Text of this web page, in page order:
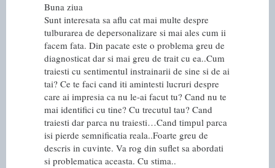
Buna ziua
Sunt interesata sa aflu cat mai multe despre
tulburarea de depersonalizare si mai ales cum ii
facem fata. Din pacate este o problema greu de
diagnosticat dar si mai greu de trait cu ea..Cum
traiesti cu sentimentul instrainarii de sine si de ai
tai? Ce te faci cand iti amintesti lucruri despre
care ai impresia ca nu le-ai facut tu? Cand nu te
mai identifici cu tine? Cu trecutul tau? Cand
traiesti dar parca nu traiesti…Cand timpul parca
isi pierde semnificatia reala..Foarte greu de
descris in cuvinte. Va rog din suflet sa abordati
si problematica aceasta. Cu stima..